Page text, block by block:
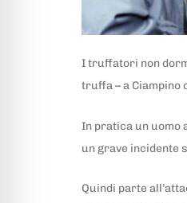
I truffatori non
truffa – a Ciampino
In pratica un uomo
un grave incidente
Quindi parte